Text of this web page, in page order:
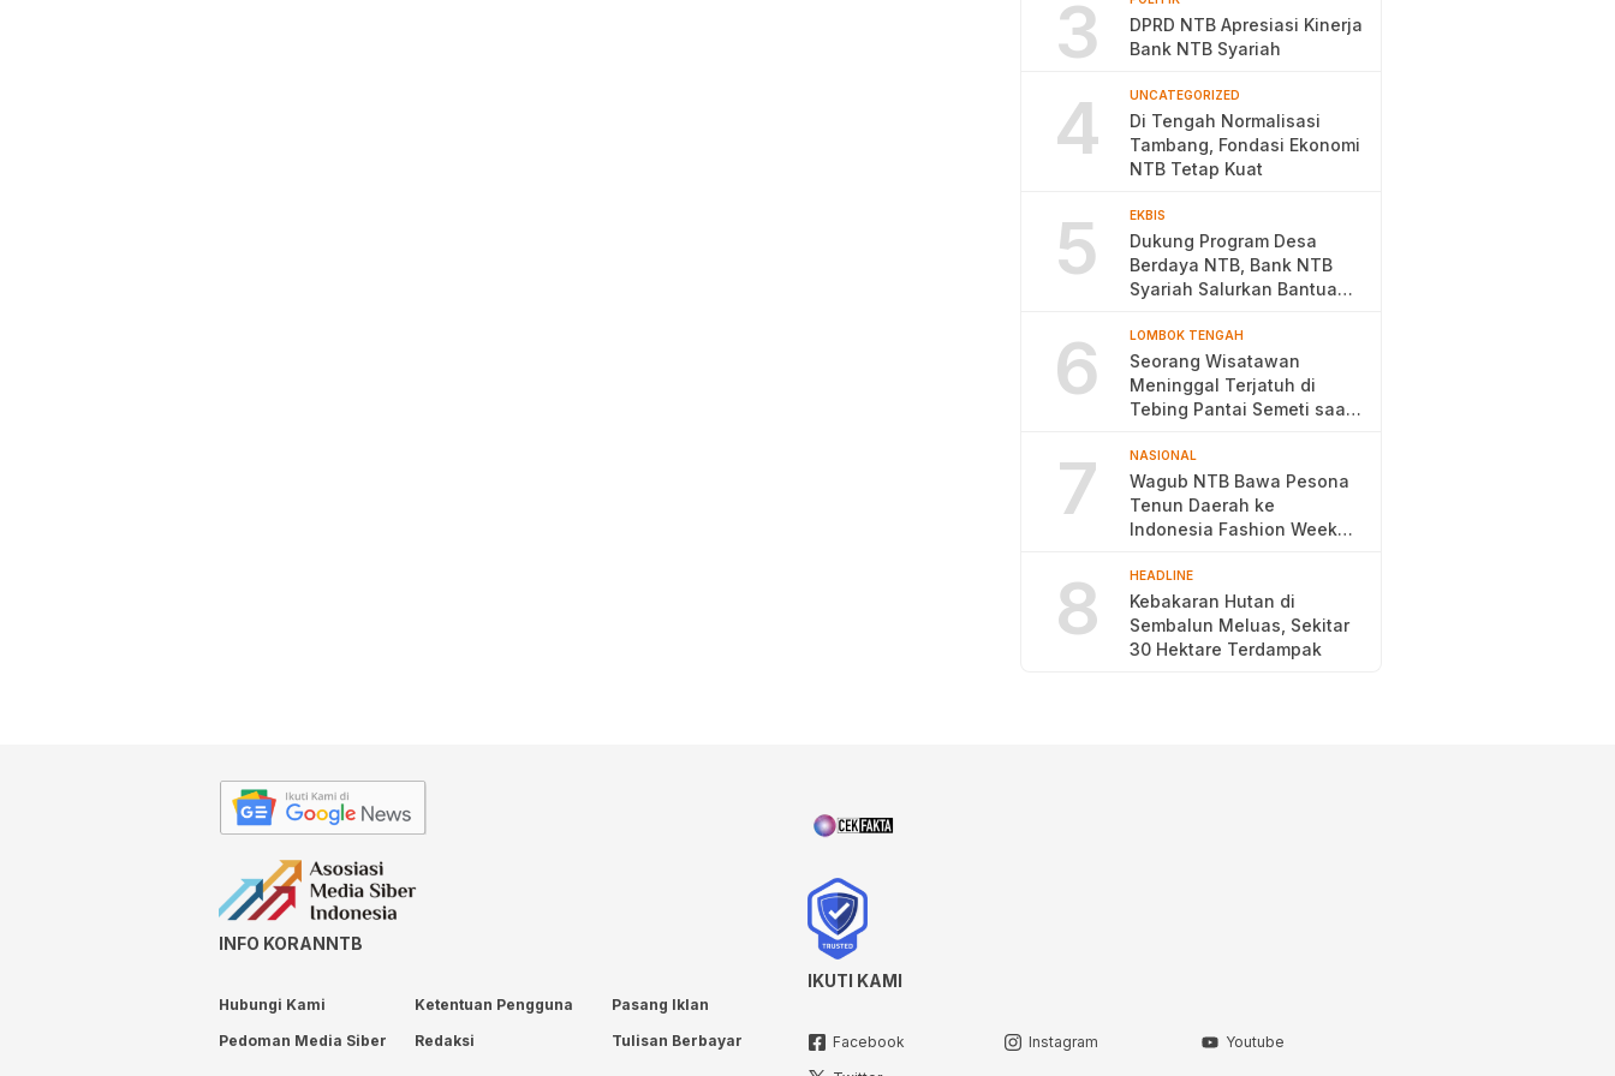
3
DPRD NTB Apresiasi Kinerja
Bank NTB Syariah
4 UNCATEGORIZED
Di Tengah Normalisasi
Tambang, Fondasi Ekonomi
NTB Tetap Kuat
5 EKBIS
Dukung Program Desa
Berdaya NTB, Bank NTB
Syariah Salurkan Bantuan
6 LOMBOK TENGAH
Seorang Wisatawan
Meninggal Terjatuh di
Tebing Pantai Semeti saat
7 NASIONAL
Wagub NTB Bawa Pesona
Tenun Daerah ke
Indonesia Fashion Week
8 HEADLINE
Kebakaran Hutan di
Sembalun Meluas, Sekitar
30 Hektare Terdampak
INFO KORANNTB
Hubungi Kami Ketentuan Pengguna
Pasang Iklan
Pedoman Media Siber
Redaksi Tulisan Berbayar
IKUTI KAMI
Facebook Instagram
Youtube